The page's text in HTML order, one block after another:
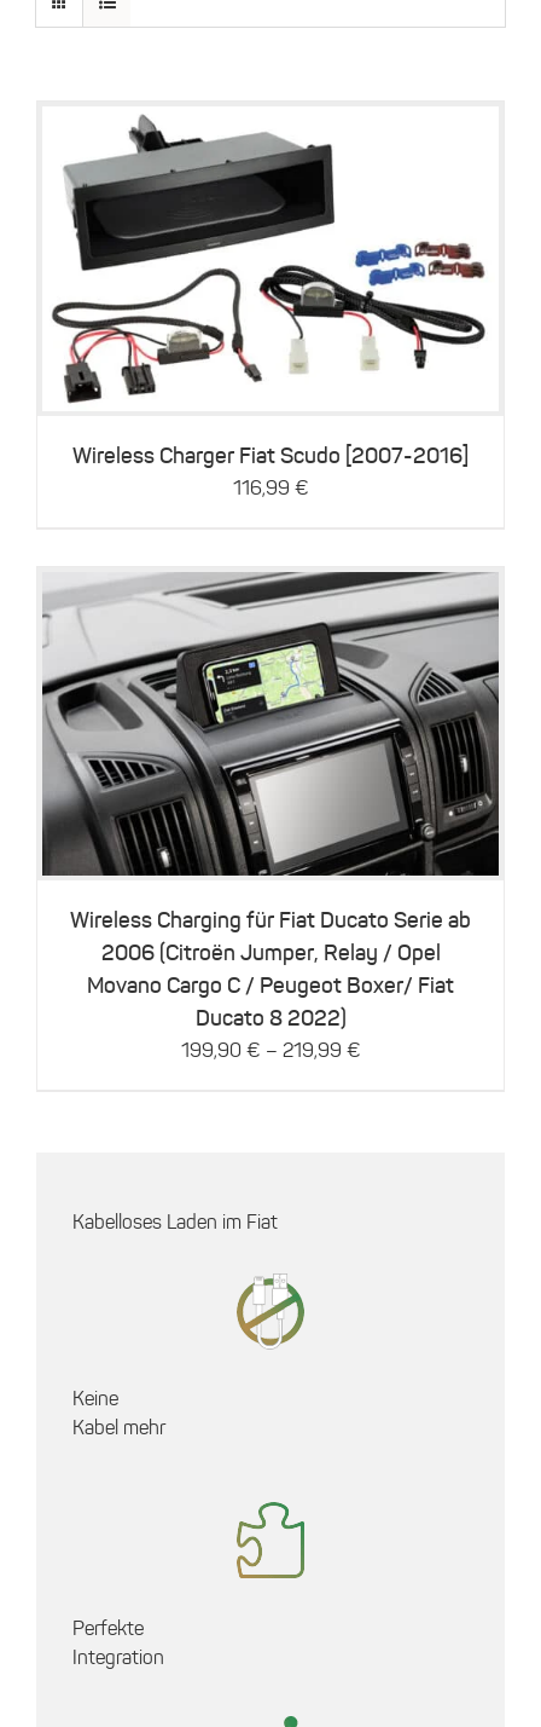
Details
Wireless Charger Fiat Scudo [2007-2016]
116,99 €
Dieses
Produkt
weist
mehrere
Varianten
auf.
Die
können
auf
der
Produktseite
gewählt
werden
Details
Wireless Charging für Fiat Ducato Serie ab
2006 (Citroën Jumper, Relay / Opel
Movano Cargo C / Peugeot Boxer/ Fiat
Ducato 8 2022)
199,90 € – 219,99 €
Kabelloses Laden im Fiat
Keine
Kabel mehr
Perfekte
Integration